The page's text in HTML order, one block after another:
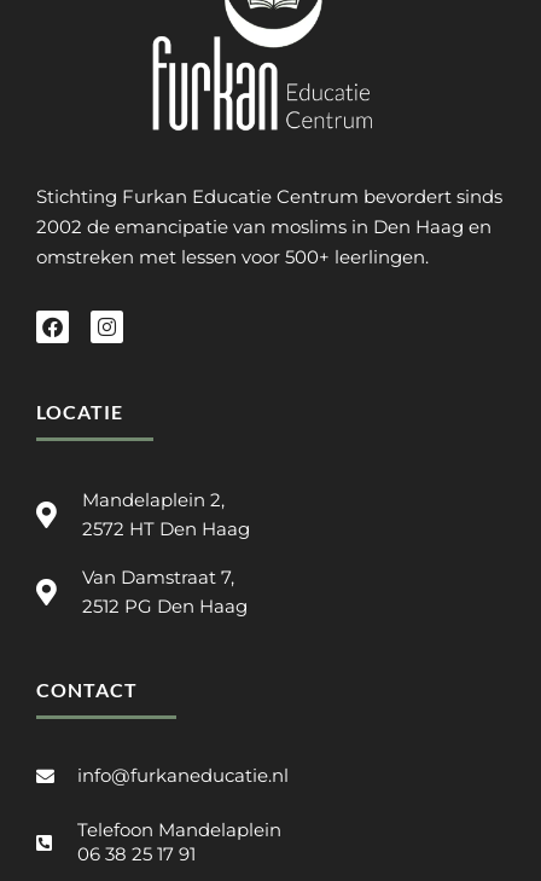
Stichting Furkan Educatie Centrum bevordert sinds
2002 de emancipatie van moslims in Den Haag en
omstreken met lessen voor 500+ leerlingen.
LOCATIE
Mandelaplein 2,
2572 HT Den Haag
Van Damstraat 7,
2512 PG Den Haag
CONTACT
info@furkaneducatie.nl
Telefoon Mandelaplein
06 38 25 17 91